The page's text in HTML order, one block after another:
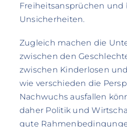
Freiheitsansprüchen und
Unsicherheiten.
Zugleich machen die
zwischen den
zwischen Kinderlosen
wie verschieden die
Nachwuchs ausfallen
daher Politik und
gute